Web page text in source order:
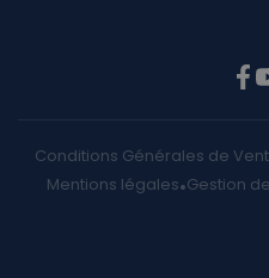
Conditions Générales de
Mentions légales Gestion